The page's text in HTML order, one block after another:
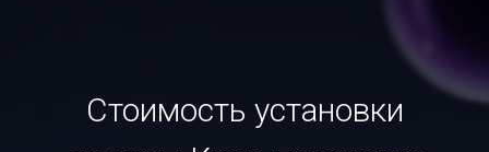
Стоимость установки